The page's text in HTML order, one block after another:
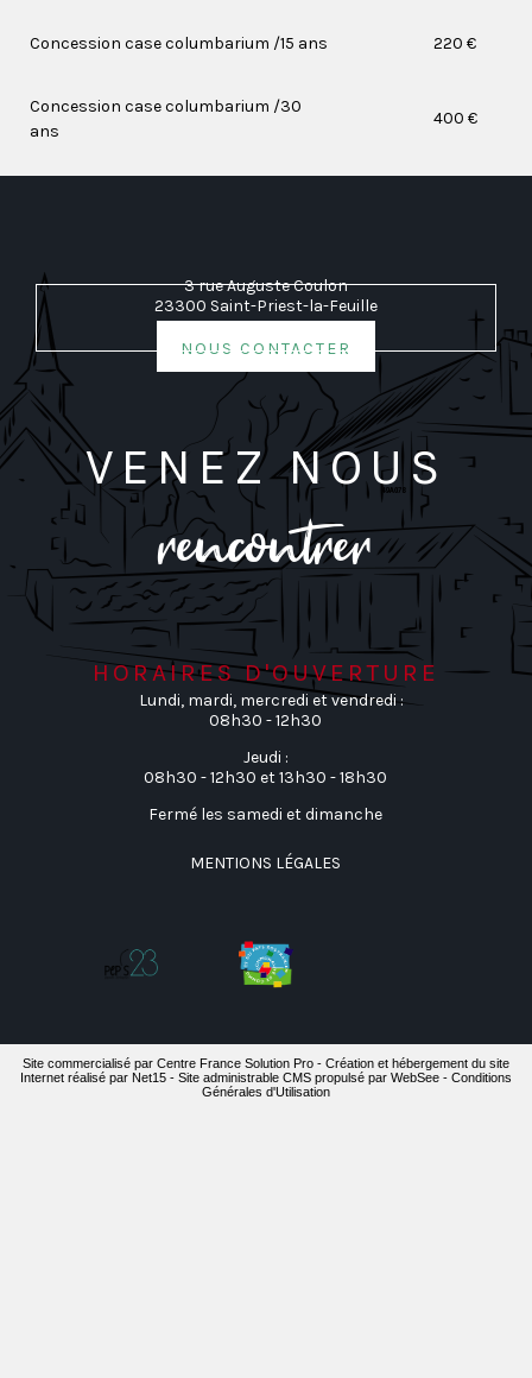
Concession case columbarium /15 ans 220 €
Concession case columbarium /30
ans
400 €
3 rue Auguste Coulon
23300 Saint-Priest-la-Feuille
nous contacter
venez nous
rencontrer
Horaires d'ouverture
Lundi, mardi, mercredi et vendredi :
08h30 - 12h30
Jeudi :
08h30 - 12h30 et 13h30 - 18h30
Fermé les samedi et dimanche
MENTIONS LÉGALES
Site commercialisé par Centre France Solution Pro - Création et hébergement du site
Internet réalisé par Net15 - Site administrable CMS propulsé par WebSee - Conditions
Générales d'Utilisation